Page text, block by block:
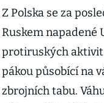
Z Polska se za
Ruskem napadené
protiruských aktivit
pákou působící na
zbrojních tabu.